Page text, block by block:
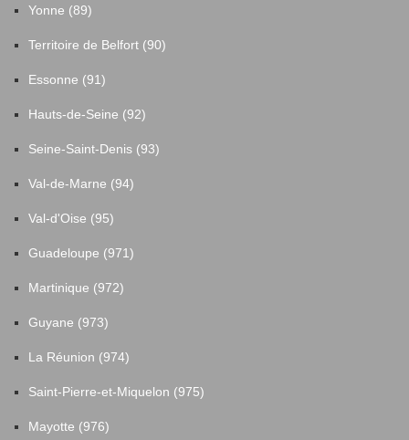
Yonne (89)
Territoire de Belfort (90)
Essonne (91)
Hauts-de-Seine (92)
Seine-Saint-Denis (93)
Val-de-Marne (94)
Val-d'Oise (95)
Guadeloupe (971)
Martinique (972)
Guyane (973)
La Réunion (974)
Saint-Pierre-et-Miquelon (975)
Mayotte (976)